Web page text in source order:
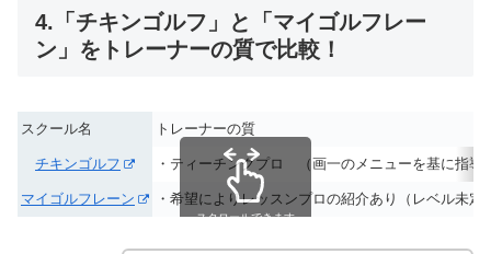
4.「チキンゴルフ」と「マイゴルフレー
ン」をトレーナーの質で比較！
スクール名 トレーナーの質
チキンゴルフ ・ティーチングプロ （画一のメニューを基に指導
マイゴルフレーン ・希望によりレッスンプロの紹介あり（レベル未定
スクロールできます